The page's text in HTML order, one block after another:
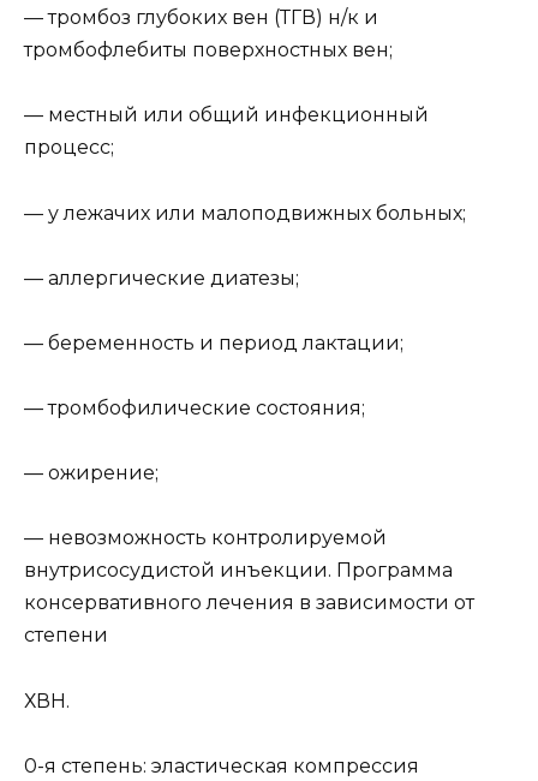
— тромбоз глубоких вен (ТГВ) н/к и
тромбофлебиты поверхностных вен;
— местный или общий инфекционный
процесс;
— у лежачих или малоподвижных больных;
— аллергические диатезы;
— беременность и период лактации;
— тромбофилические состояния;
— ожирение;
— невозможность контролируемой
внутрисосудистой инъекции. Программа
консервативного лечения в зависимости от
степени
ХВН.
0-я степень: эластическая компрессия